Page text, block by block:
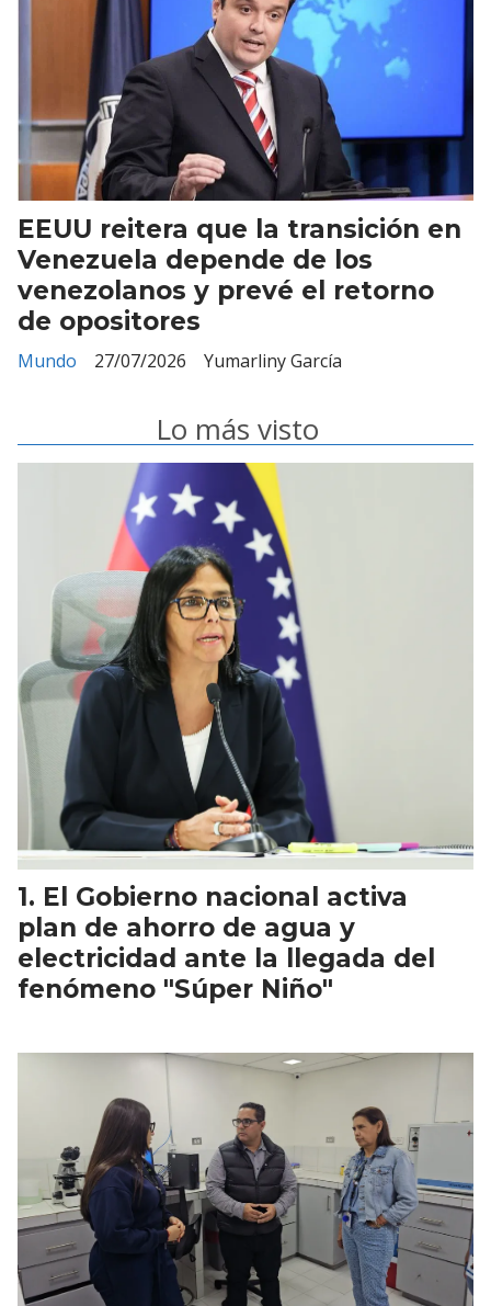
EEUU reitera que la transición en
Venezuela depende de los
venezolanos y prevé el retorno
de opositores
Yumarliny García
Mundo 27/07/2026
Lo más visto
El Gobierno nacional activa
plan de ahorro de agua y
electricidad ante la llegada del
fenómeno "Súper Niño"